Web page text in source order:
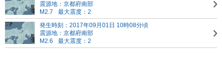
震源地：京都府南部
M2.7
最大震度：2
発生時刻：2017年09月01日 10時08分頃
震源地：京都府南部
M2.6
最大震度：2